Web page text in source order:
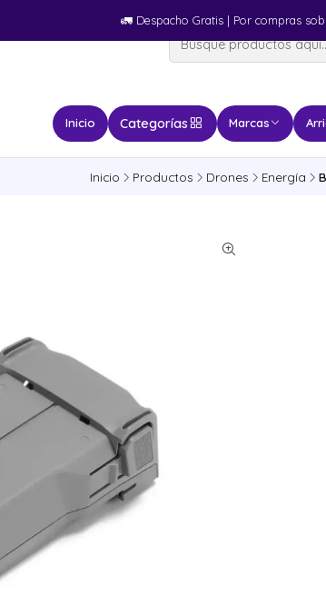
Inicio Categorías Marcas
🚛​ Despacho Gratis | Por compras
Inicio Productos Drones Energía